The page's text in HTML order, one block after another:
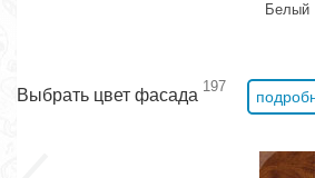
Белый
Выбрать цвет фасада 197